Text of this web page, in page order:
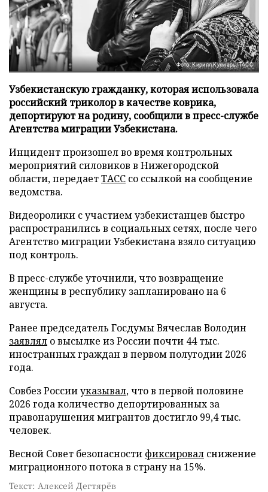
Фото: Кирилл Кухмарь/ТАСС
Узбекистанскую гражданку, которая использовала
российский триколор в качестве коврика,
депортируют на родину, сообщили в пресс-службе
Агентства миграции Узбекистана.
Инцидент произошел во время контрольных
мероприятий силовиков в Нижегородской
области, передаетТАСС со ссылкой на сообщение
ведомства.
Видеоролики с участием узбекистанцев быстро
распространились в социальных сетях, после чего
Агентство миграции Узбекистана взяло ситуацию
под контроль.
В пресс-службе уточнили, что возвращение
женщины в республику запланировано на 6
августа.
Ранее председатель Госдумы Вячеслав Володин
заявлял о высылке из России почти 44 тыс.
иностранных граждан в первом полугодии 2026
года.
Совбез Россииуказывал, что в первой половине
2026 года количество депортированных за
правонарушения мигрантов достигло 99,4 тыс.
человек.
Весной Совет безопасности фиксировал снижение
миграционного потока в страну на 15%.
Текст: Алексей Дегтярёв